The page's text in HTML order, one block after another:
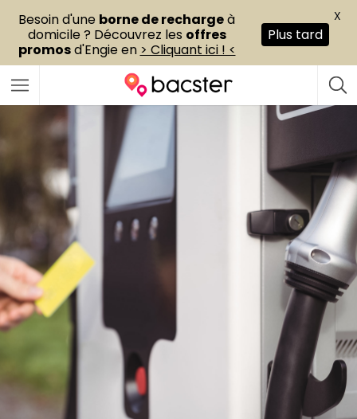
Besoin d'une borne de rechargeà
domicile ? Découvrez les offres
promosd'Engie en > Cliquant ici ! <
Plus tard
X